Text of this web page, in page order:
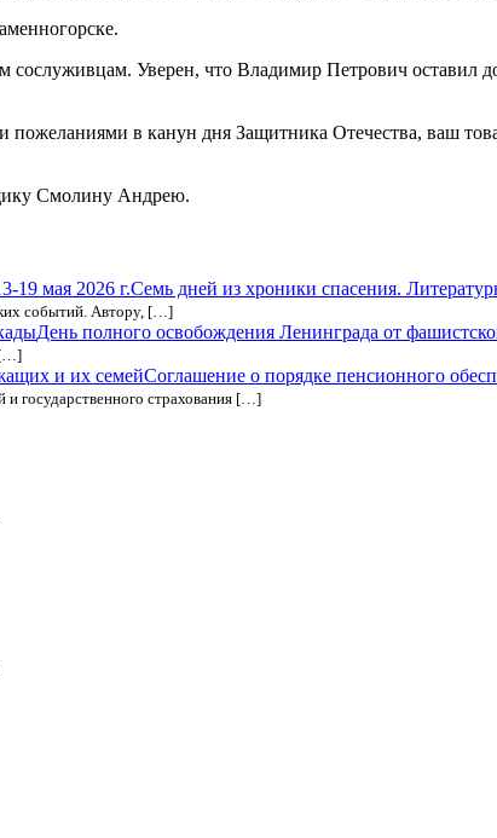
Уверен, что Владимир Петрович оставил
в канун дня Защитника Отечества, ваш
Смолину Андрею.
Семь дней из хроники спасения.
событий. Автору, […]
День полного освобождения Ленинграда от
[…]
Соглашение о порядке пенсионного
государственного страхования […]